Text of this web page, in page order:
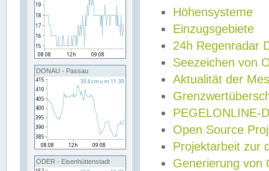
DONAU - Passau
ODER - Eisenhüttenstadt
Höhensysteme
Einzugsgebiete
24h Regenradar
Seezeichen von
Aktualität der
PEGELONLINE-
Open Source
Projektarbeit zur
Generierung von